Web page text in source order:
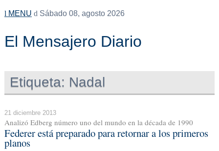
MENU Sábado 08, agosto 2026
El Mensajero Diario
Etiqueta: Nadal
21 diciembre 2013
Analizó Edberg número uno del mundo en la década de 1990
Federer está preparado para retornar a los primeros
planos